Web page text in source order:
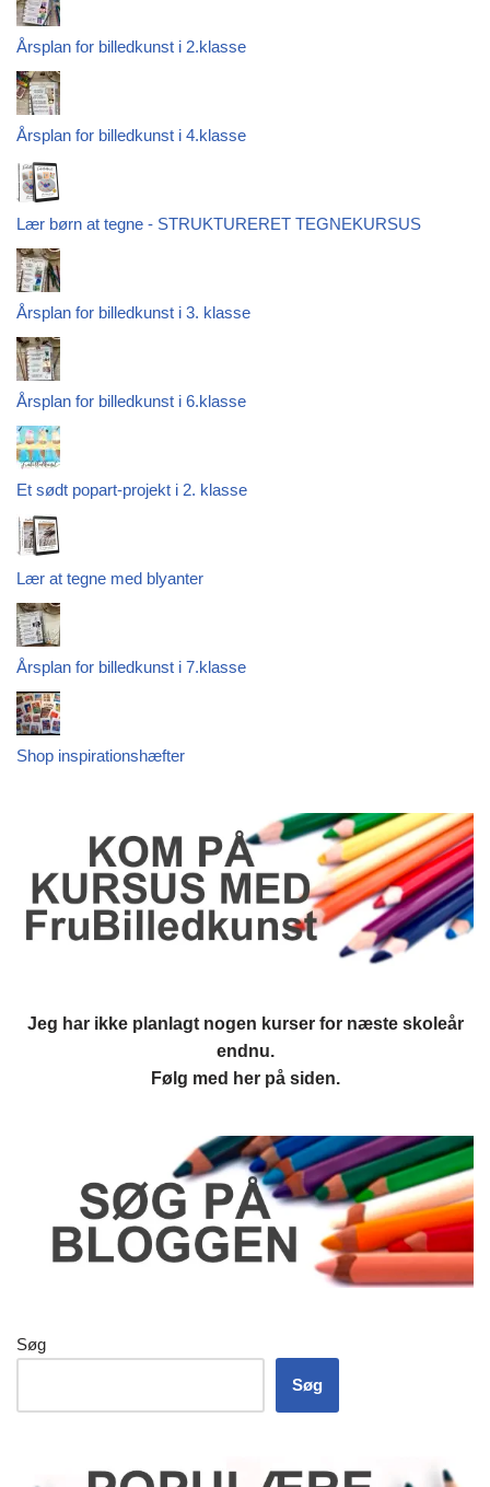
Årsplan for billedkunst i 2.klasse
Årsplan for billedkunst i 4.klasse
Lær børn at tegne - STRUKTURERET TEGNEKURSUS
Årsplan for billedkunst i 3. klasse
Årsplan for billedkunst i 6.klasse
Et sødt popart-projekt i 2. klasse
Lær at tegne med blyanter
Årsplan for billedkunst i 7.klasse
Shop inspirationshæfter
Jeg har ikke planlagt nogen kurser for næste skoleår
endnu.
Følg med her på siden.
Søg
Søg